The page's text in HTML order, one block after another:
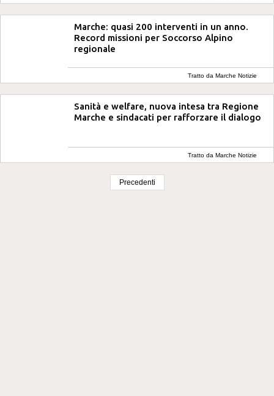
Marche: quasi 200 interventi in un anno.
Record missioni per Soccorso Alpino
regionale
Tratto da Marche Notizie
Sanità e welfare, nuova intesa tra Regione
Marche e sindacati per rafforzare il dialogo
Tratto da Marche Notizie
Precedenti